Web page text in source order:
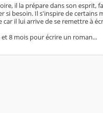
il la prépare dans son esprit,
si besoin. Il s'inspire de
car il lui arrive de se remettre à
8 mois pour écrire un roman...